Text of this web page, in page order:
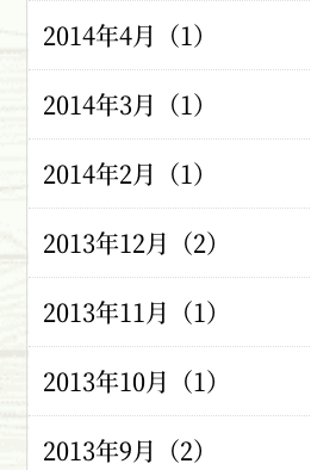
2014年4月（1）
2014年3月（1）
2014年2月（1）
2013年12月（2）
2013年11月（1）
2013年10月（1）
2013年9月（2）